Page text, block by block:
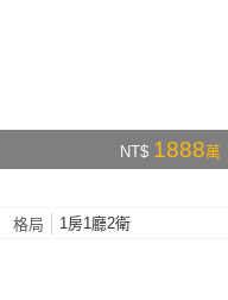
NT$ 1888萬
格局 1房1廳2衛